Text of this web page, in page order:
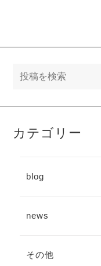
カテゴリー
blog
news
その他